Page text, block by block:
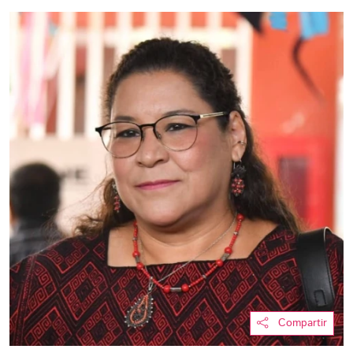
Compartir